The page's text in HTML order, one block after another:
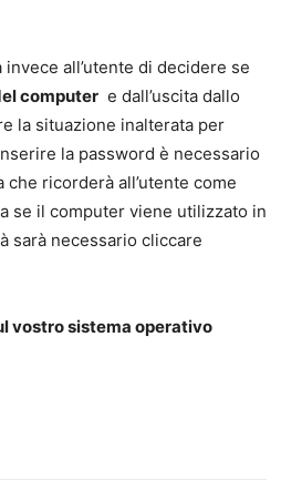
all’utente di decidere se
computer e dall’uscita dallo
la situazione inalterata per
la password è necessario
ricorderà all’utente come
se il computer viene utilizzato in
sarà necessario cliccare
vostro sistema operativo